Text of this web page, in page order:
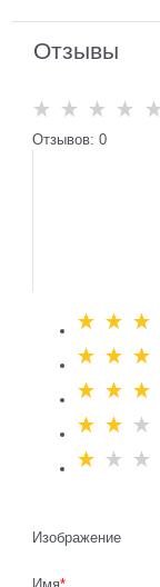
Отзывы
Отзывов: 0
Изображение